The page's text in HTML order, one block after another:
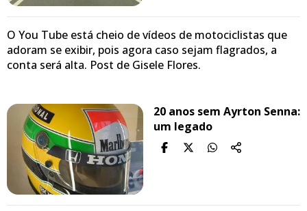
O You Tube está cheio de vídeos de motociclistas que
adoram se exibir, pois agora caso sejam flagrados, a
conta será alta. Post de Gisele Flores.
20 anos sem Ayrton Senna:
um legado